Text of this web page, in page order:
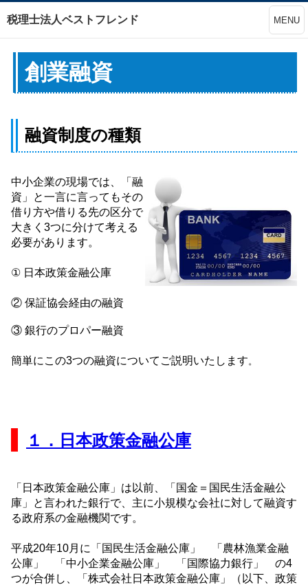
税理士法人ベストフレンド MENU
創業融資
融資制度の種類
中小企業の現場では、「融
資」と一言に言ってもその
借り方や借りる先の区分で
大きく3つに分けて考える
必要があります。
① 日本政策金融公庫
② 保証協会経由の融資
③ 銀行のプロパー融資
簡単にこの3つの融資についてご説明いたします。
１．日本政策金融公庫
「日本政策金融公庫」は以前、「国金＝国民生活金融公
庫」と言われた銀行で、主に小規模な会社に対して融資す
る政府系の金融機関です。
平成20年10月に「国民生活金融公庫」 「農林漁業金融
公庫」 「中小企業金融公庫」 「国際協力銀行」 の4
つが合併し、「株式会社日本政策金融公庫」（以下、政策